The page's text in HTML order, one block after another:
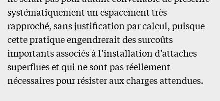
systématiquement un espacement très
rapproché, sans justification par calcul, puisque
cette pratique engendrerait des surcoûts
importants associés à l’installation d’attaches
superflues et qui ne sont pas réellement
nécessaires pour résister aux charges attendues.